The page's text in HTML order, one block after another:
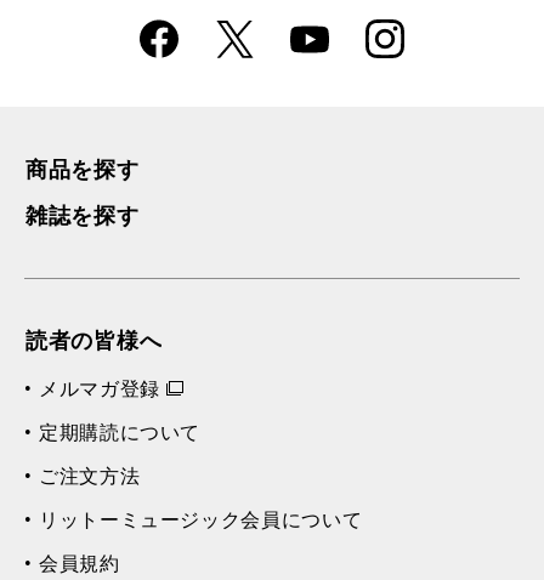
Faceboo
k
X YouTube Instagra
m
商品を探す
雑誌を探す
読者の皆様へ
メルマガ登録
定期購読について
ご注文方法
リットーミュージック会員について
会員規約